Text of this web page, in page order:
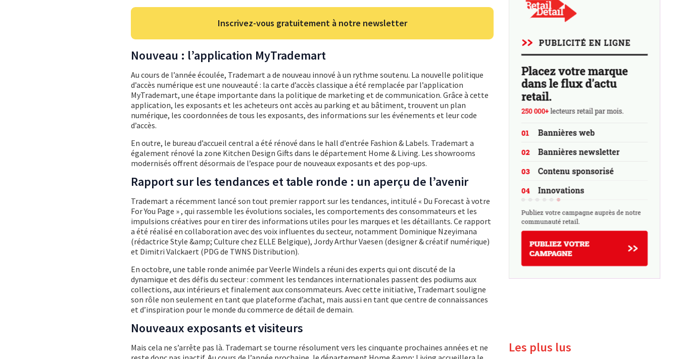
Inscrivez-vous gratuitement à notre newsletter
Nouveau : l’application MyTrademart
Au cours de l’année écoulée, Trademart a de nouveau innové à un rythme soutenu. La nouvelle politique
d’accès numérique est une nouveauté : la carte d’accès classique a été remplacée par l’application
MyTrademart, une étape importante dans la politique de marketing et de communication. Grâce à cette
application, les exposants et les acheteurs ont accès au parking et au bâtiment, trouvent un plan
numérique, les coordonnées de tous les exposants, des informations sur les événements et leur code
d’accès.
En outre, le bureau d’accueil central a été rénové dans le hall d’entrée Fashion & Labels. Trademart a
également rénové la zone Kitchen Design Gifts dans le département Home & Living. Les showrooms
modernisés offrent désormais de l’espace pour de nouveaux exposants et des pop-ups.
Rapport sur les tendances et table ronde : un aperçu de l’avenir
Trademart a récemment lancé son tout premier rapport sur les tendances, intitulé « Du Forecast à votre
For You Page » , qui rassemble les évolutions sociales, les comportements des consommateurs et les
impulsions créatives pour en tirer des informations utiles pour les marques et les détaillants. Ce rapport
a été réalisé en collaboration avec des voix influentes du secteur, notamment Dominique Nzeyimana
(rédactrice Style &amp; Culture chez ELLE Belgique), Jordy Arthur Vaesen (designer & créatif numérique)
et Dimitri Valckaert (PDG de TWNS Distribution).
En octobre, une table ronde animée par Veerle Windels a réuni des experts qui ont discuté de la
dynamique et des défis du secteur : comment les tendances internationales passent des podiums aux
collections, aux intérieurs et finalement aux consommateurs. Avec cette initiative, Trademart souligne
son rôle non seulement en tant que plateforme d’achat, mais aussi en tant que centre de connaissances
et d’inspiration pour le monde du commerce de détail de demain.
Nouveaux exposants et visiteurs
Mais cela ne s’arrête pas là. Trademart se tourne résolument vers les cinquante prochaines années et ne
Les plus lus